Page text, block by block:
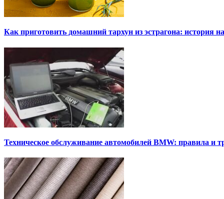
Как приготовить домашний тархун из эстрагона: история
Техническое обслуживание автомобилей BMW: правила и